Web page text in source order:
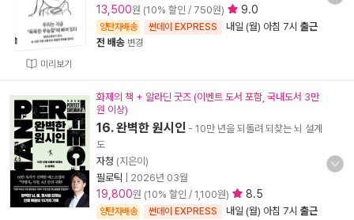
미리보기
13,500원 (10% 할인 / 750원) 9.0
양탄자배송 썬데이 EXPRESS 내일 (월) 아침 7시 출근
전 배송 변경
화제의 책 + 알라딘 굿즈 (이벤트 도서 포함, 국내도서 3만
원 이상)
16. 완벽한 원시인 - 10만 년을 되돌려 되찾는 뇌 설계
도
자청 (지은이)
필로틱
2026년 03월
19,800원 (10% 할인 / 1,100원) 8.5
양탄자배송 썬데이 EXPRESS 내일 (월) 아침 7시 출근